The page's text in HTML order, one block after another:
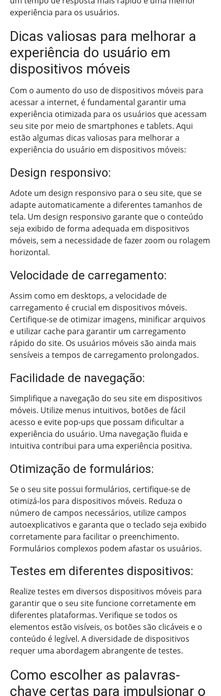
experiência para os usuários.
Dicas valiosas para melhorar a
experiência do usuário em
dispositivos móveis
Com o aumento do uso de dispositivos móveis para
acessar a internet, é fundamental garantir uma
experiência otimizada para os usuários que acessam
seu site por meio de smartphones e tablets. Aqui
estão algumas dicas valiosas para melhorar a
experiência do usuário em dispositivos móveis:
Design responsivo:
Adote um design responsivo para o seu site, que se
adapte automaticamente a diferentes tamanhos de
tela. Um design responsivo garante que o conteúdo
seja exibido de forma adequada em dispositivos
móveis, sem a necessidade de fazer zoom ou rolagem
horizontal.
Velocidade de carregamento:
Assim como em desktops, a velocidade de
carregamento é crucial em dispositivos móveis.
Certifique-se de otimizar imagens, minificar arquivos
e utilizar cache para garantir um carregamento
rápido do site. Os usuários móveis são ainda mais
sensíveis a tempos de carregamento prolongados.
Facilidade de navegação:
Simplifique a navegação do seu site em dispositivos
móveis. Utilize menus intuitivos, botões de fácil
acesso e evite pop-ups que possam dificultar a
experiência do usuário. Uma navegação fluida e
intuitiva contribui para uma experiência positiva.
Otimização de formulários:
Se o seu site possui formulários, certifique-se de
otimizá-los para dispositivos móveis. Reduza o
número de campos necessários, utilize campos
autoexplicativos e garanta que o teclado seja exibido
corretamente para facilitar o preenchimento.
Formulários complexos podem afastar os usuários.
Testes em diferentes dispositivos:
Realize testes em diversos dispositivos móveis para
garantir que o seu site funcione corretamente em
diferentes plataformas. Verifique se todos os
elementos estão visíveis, os botões são clicáveis e o
conteúdo é legível. A diversidade de dispositivos
requer uma abordagem abrangente de testes.
Como escolher as palavras-
chave certas para impulsionar o